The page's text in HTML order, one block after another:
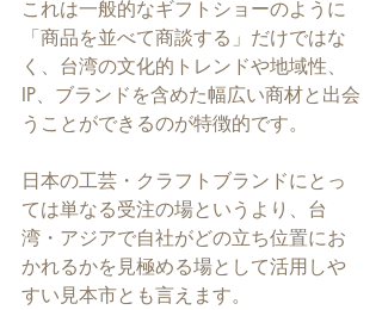
これは一般的なギフトショーのように
「商品を並べて商談する」だけではな
く、台湾の文化的トレンドや地域性、
IP、ブランドを含めた幅広い商材と出会
うことができるのが特徴的です。
日本の工芸・クラフトブランドにとっ
ては単なる受注の場というより、台
湾・アジアで自社がどの立ち位置にお
かれるかを見極める場として活用しや
すい見本市とも言えます。